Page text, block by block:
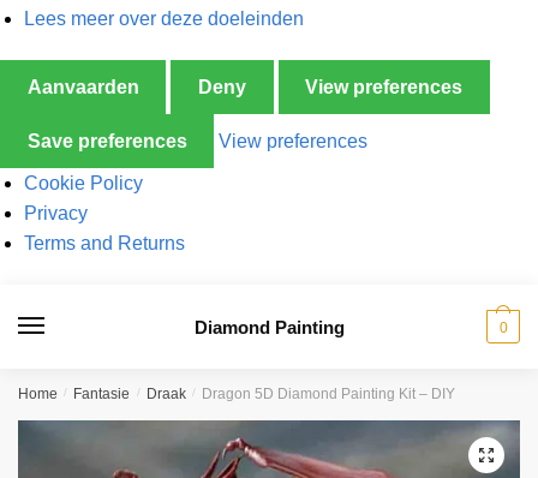
Lees meer over deze doeleinden
Aanvaarden Deny View preferences
Save preferences View preferences
Cookie Policy
Privacy
Terms and Returns
Diamond Painting 0
Home / Fantasie / Draak / Dragon 5D Diamond Painting Kit – DIY
🔍